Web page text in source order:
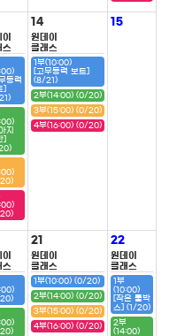
스
동력
]
지
]
14
원데이
클래스
1부(10:00)
[고무동력 보트]
(8/21)
2부(14:00) (0/20)
3부(15:00) (0/20)
4부(16:00) (0/20)
15
스
21
원데이
클래스
1부(10:00) (0/20)
2부(14:00) (0/20)
3부(15:00) (0/20)
4부(16:00) (0/20)
22
원데이
클래스
1부
(10:00)
[작은 툴박
스] (1/20)
2부
(14:00)